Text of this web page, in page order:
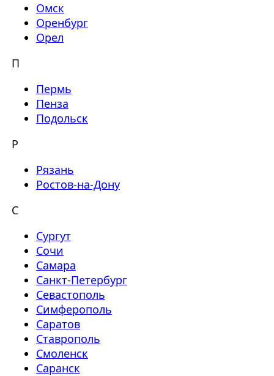
Омск
Оренбург
Орел
П
Пермь
Пенза
Подольск
Р
Рязань
Ростов-на-Дону
С
Сургут
Сочи
Самара
Санкт-Петербург
Севастополь
Симферополь
Саратов
Ставрополь
Смоленск
Саранск